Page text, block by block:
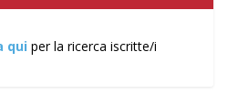
qui per la ricerca iscritte/i